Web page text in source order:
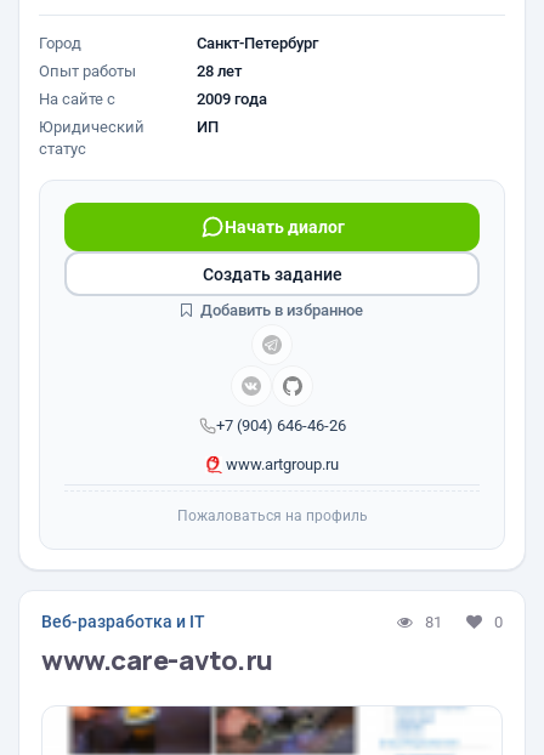
Город
Санкт-Петербург
Опыт работы
28 лет
На сайте с
2009 года
Юридический
статус
ИП
+7 (904) 646-46-26
Начать диалог
www.artgroup.ru
Создать задание
Добавить в избранное
Пожаловаться на профиль
Веб-разработка и IT 81 0
www.care-avto.ru